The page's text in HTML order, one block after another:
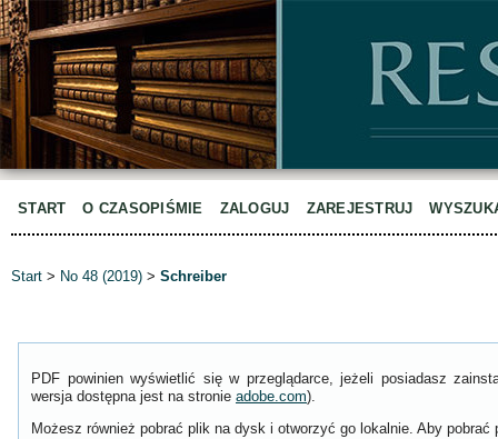
START O CZASOPIŚMIE ZALOGUJ ZAREJESTRUJ
Start > No 48 (2019) > Schreiber
PDF powinien wyświetlić się w przeglądarce, jeżeli posiadasz
wersja dostępna jest na stronie adobe.com).
Możesz również pobrać plik na dysk i otworzyć go lokalnie. Aby